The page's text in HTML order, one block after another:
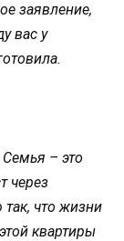
заявление,
вас у
– это
через
что жизни
квартиры